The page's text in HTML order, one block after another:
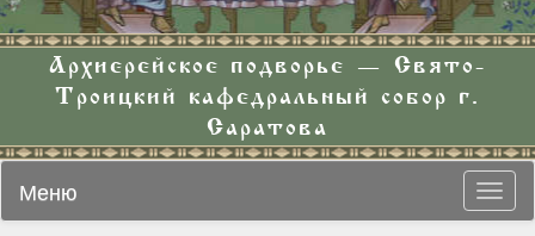
Архиерейское подворье — Свято-
Троицкий кафедральный собор г.
Саратова
Меню